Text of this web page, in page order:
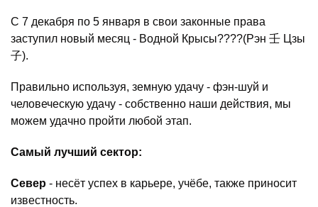
С 7 декабря по 5 января в свои законные права
заступил новый месяц - Водной Крысы????(Рэн 壬 Цзы
子).
Правильно используя, земную удачу - фэн-шуй и
человеческую удачу - собственно наши действия, мы
можем удачно пройти любой этап.
Самый лучший сектор:
Север - несёт успех в карьере, учёбе, также приносит
известность.